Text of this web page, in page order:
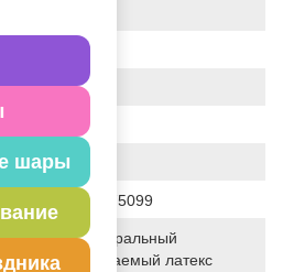
шары
АССОРТИ
14"
КРУГЛЫЙ
14"/36СМ
2905930075099
100% натуральный
биоразлагаемый латекс